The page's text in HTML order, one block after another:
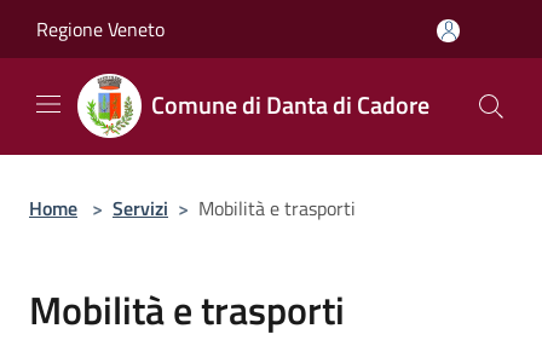
Regione Veneto
Comune di Danta di Cadore
Home > Servizi > Mobilità e trasporti
Mobilità e trasporti